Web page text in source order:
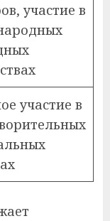
участие в
участие в